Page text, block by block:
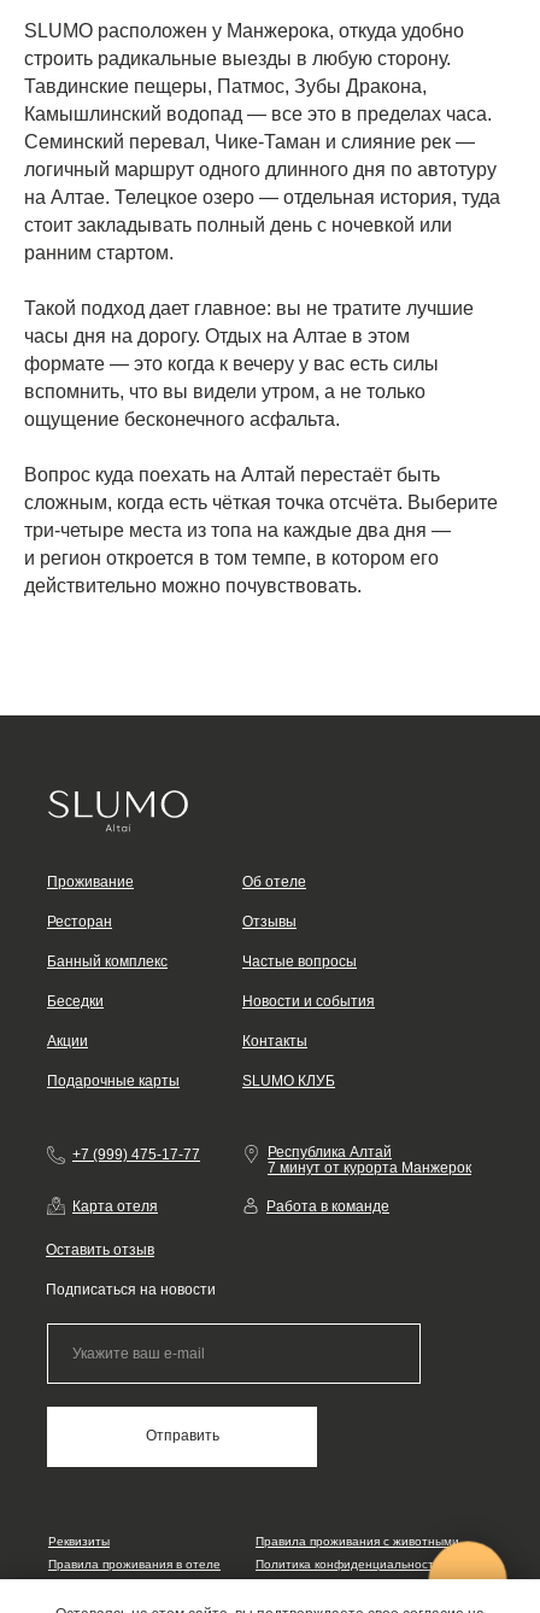
SLUMO расположен у Манжерока, откуда удобно
строить радикальные выезды в любую сторону.
Тавдинские пещеры, Патмос, Зубы Дракона,
Камышлинский водопад — все это в пределах часа.
Семинский перевал, Чике-Таман и слияние рек —
логичный маршрут одного длинного дня по автотуру
на Алтае. Телецкое озеро — отдельная история, туда
стоит закладывать полный день с ночевкой или
ранним стартом.
Такой подход дает главное: вы не тратите лучшие
часы дня на дорогу. Отдых на Алтае в этом
формате — это когда к вечеру у вас есть силы
вспомнить, что вы видели утром, а не только
ощущение бесконечного асфальта.
Вопрос куда поехать на Алтай перестаёт быть
сложным, когда есть чёткая точка отсчёта. Выберите
три-четыре места из топа на каждые два дня —
и регион откроется в том темпе, в котором его
действительно можно почувствовать.
Отправить
Подписаться на новости
Политика конфиденциальности
Правила проживания с животными
Правила проживания в отеле
Реквизиты
Проживание
Ресторан
Банный комплекс
Беседки
Акции
Карта отеля
Республика Алтай
7 минут от курорта Манжерок
+7 (999) 475-17-77
Работа в команде
Об отеле
Отзывы
Частые вопросы
Подарочные карты
Контакты
SLUMO КЛУБ
Новости и события
Оставить отзыв